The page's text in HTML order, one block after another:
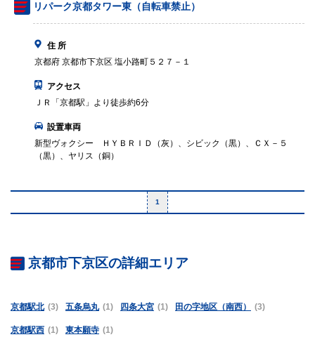
リパーク京都タワー東（自転車禁止）
住 所
京都府 京都市下京区 塩小路町５２７－１
アクセス
ＪＲ「京都駅」より徒歩約6分
設置車両
新型ヴォクシー ＨＹＢＲＩＤ（灰）、シビック（黒）、ＣＸ－５
（黒）、ヤリス（銅）
1
京都市下京区の詳細エリア
京都駅北 (3) 五条烏丸 (1) 四条大宮 (1) 田の字地区（南西） (3)
京都駅西 (1) 東本願寺 (1)